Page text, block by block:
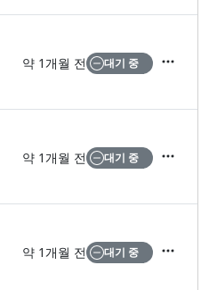
약 1개월 전 대기 중
약 1개월 전 대기 중
약 1개월 전 대기 중